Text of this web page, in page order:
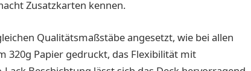
Zusatzkarten kennen.
Qualitätsmaßstäbe angesetzt, wie bei allen
320g Papier gedruckt, das Flexibilität mit